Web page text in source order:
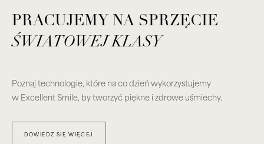
PRACUJEMY NA SPRZĘCIE
ŚWIATOWEJ KLASY
Poznaj technologie, które na co dzień wykorzystujemy
w Excellent Smile, by tworzyć piękne i zdrowe uśmiechy.
DOWIEDZ SIĘ WIĘCEJ